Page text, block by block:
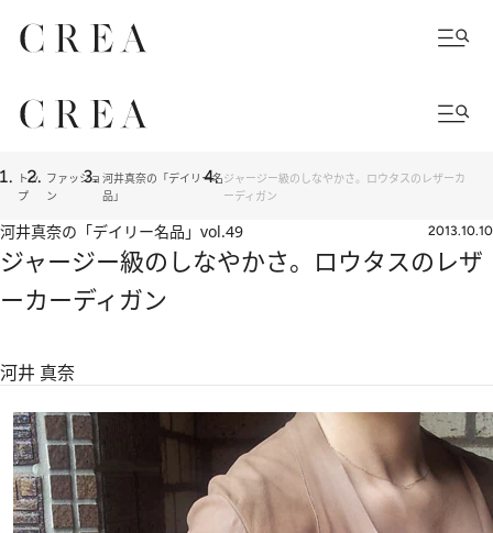
トッ
プ
ファッショ
ン
河井真奈の「デイリー名
品」
ジャージー級のしなやかさ。ロウタスのレザーカ
ーディガン
河井真奈の「デイリー名品」 vol.49 2013.10.10
ジャージー級のしなやかさ。ロウタスのレザ
ーカーディガン
河井 真奈